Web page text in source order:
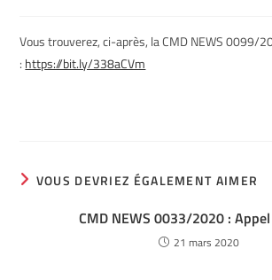
Vous trouverez, ci-après, la CMD NEWS 0099/
: https://bit.ly/338aCVm
VOUS DEVRIEZ ÉGALEMENT AIMER
CMD NEWS 0033/2020 :
21 mars 2020